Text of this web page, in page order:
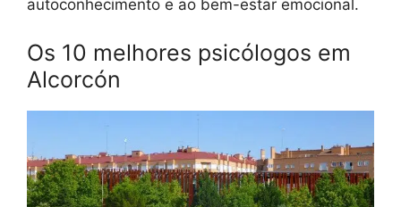
autoconhecimento e ao bem-estar emocional.
Os 10 melhores psicólogos em
Alcorcón